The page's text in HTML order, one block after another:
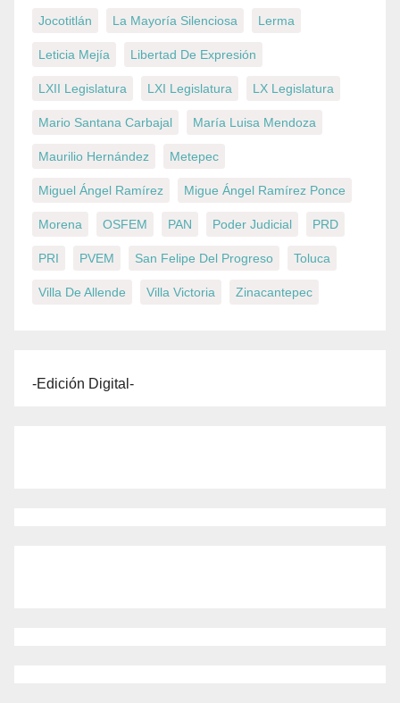
Jocotitlán La Mayoría Silenciosa Lerma
Leticia Mejía Libertad De Expresión
LXII Legislatura LXI Legislatura LX Legislatura
Mario Santana Carbajal María Luisa Mendoza
Maurilio Hernández Metepec
Miguel Ángel Ramírez Migue Ángel Ramírez Ponce
Morena OSFEM PAN Poder Judicial PRD
PRI PVEM San Felipe Del Progreso Toluca
Villa De Allende Villa Victoria Zinacantepec
-Edición Digital-